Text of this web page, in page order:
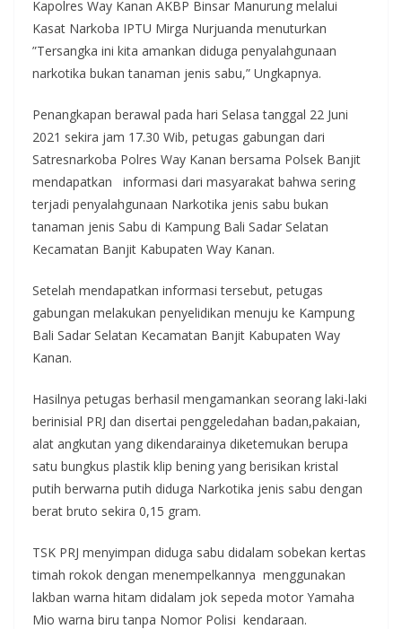
Kapolres Way Kanan AKBP Binsar Manurung melalui
Kasat Narkoba IPTU Mirga Nurjuanda menuturkan
”Tersangka ini kita amankan diduga penyalahgunaan
narkotika bukan tanaman jenis sabu,” Ungkapnya.
Penangkapan berawal pada hari Selasa tanggal 22 Juni
2021 sekira jam 17.30 Wib, petugas gabungan dari
Satresnarkoba Polres Way Kanan bersama Polsek Banjit
mendapatkan informasi dari masyarakat bahwa sering
terjadi penyalahgunaan Narkotika jenis sabu bukan
tanaman jenis Sabu di Kampung Bali Sadar Selatan
Kecamatan Banjit Kabupaten Way Kanan.
Setelah mendapatkan informasi tersebut, petugas
gabungan melakukan penyelidikan menuju ke Kampung
Bali Sadar Selatan Kecamatan Banjit Kabupaten Way
Kanan.
Hasilnya petugas berhasil mengamankan seorang laki-laki
berinisial PRJ dan disertai penggeledahan badan,pakaian,
alat angkutan yang dikendarainya diketemukan berupa
satu bungkus plastik klip bening yang berisikan kristal
putih berwarna putih diduga Narkotika jenis sabu dengan
berat bruto sekira 0,15 gram.
TSK PRJ menyimpan diduga sabu didalam sobekan kertas
timah rokok dengan menempelkannya menggunakan
lakban warna hitam didalam jok sepeda motor Yamaha
Mio warna biru tanpa Nomor Polisi kendaraan.